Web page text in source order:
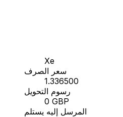
Xe
سعر الصرف
1.336500
رسوم التحويل
0 GBP
المرسل إليه يستلم